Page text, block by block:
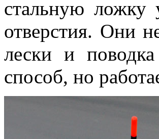
стальную ложку
отверстия. Они
лески и
способ, но